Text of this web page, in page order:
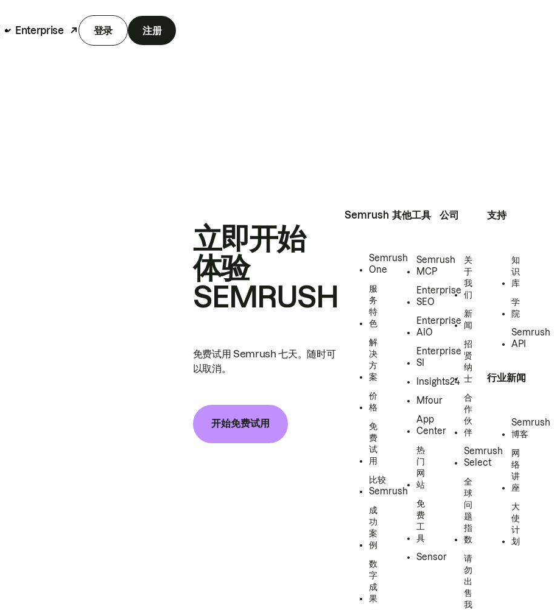
Enterprise 登录 注册
立即开始
体验
SEMRUSH
免费试用 Semrush 七天。随时可
以取消。
开始免费试用
Semrush
Semrush
One
服
务
特
色
解
决
方
案
价
格
免
费
试
用
比较
Semrush
成
功
案
例
数
字
成
果
其他工具
Semrush
MCP
Enterprise
SEO
Enterprise
AIO
Enterprise
SI
Insights24
Mfour
App
Center
热
门
网
站
免
费
工
具
Sensor
公司
关
于
我
们
新
闻
招
贤
纳
士
合
作
伙
伴
Semrush
Select
全
球
问
题
指
数
请
勿
出
售
我
支持
知
识
库
学
院
Semrush
API
行业新闻
Semrush
博客
网
络
讲
座
大
使
计
划